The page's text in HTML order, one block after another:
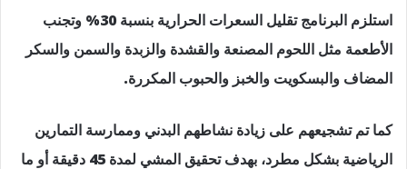
استلزم البرنامج تقليل السعرات الحرارية بنسبة 30% وتجنب
الأطعمة مثل اللحوم المصنعة والقشدة والزبدة والسمن والسكر
المضاف والبسكويت والخبز والحبوب المكررة.
كما تم تشجيعهم على زيادة نشاطهم البدني وممارسة التمارين
الرياضية بشكل مطرد، بهدف تحقيق المشي لمدة 45 دقيقة أو ما